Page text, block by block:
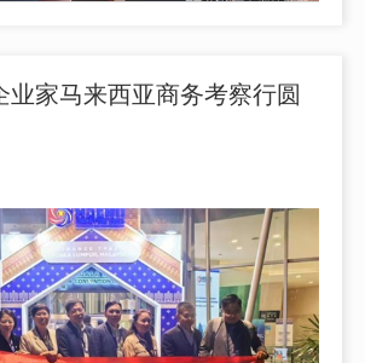
业家马来西亚商务考察行圆